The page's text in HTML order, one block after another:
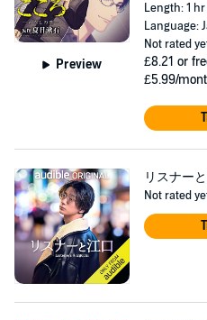
Preview
Length: 1
Language:
Not rated
£8.21 or
£5.99/
リスナー
Not rated